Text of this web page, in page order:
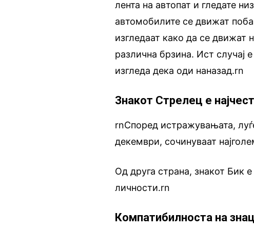
лента на автопат и гледате
автомобилите се движат
изгледаат како да се движат
различна брзина. Ист случај
изгледа дека оди наназад.rn
Знакот Стрелец е
rnСпоред истражувањата,
декември, сочинуваат
Од друга страна, знакот Бик
личности.rn
Компатибилноста на